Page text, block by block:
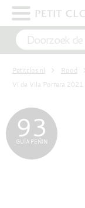
WIT
ROSÉ
ROOD
Petitclos.nl Rood
Vi de Vila Porrera 2021
93
GUÍA PEÑIN